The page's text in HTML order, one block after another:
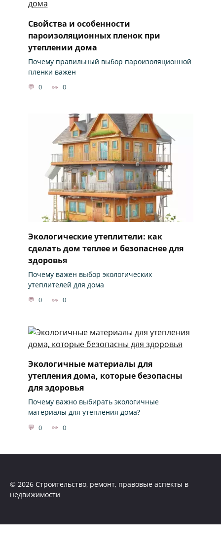
Свойства и особенности
пароизоляционных пленок при
утеплении дома
Почему правильный выбор пароизоляционной
пленки важен
0 0
Экологические утеплители: как
сделать дом теплее и безопаснее для
здоровья
Почему важен выбор экологических
утеплителей для дома
0 0
Экологичные материалы для
утепления дома, которые безопасны
для здоровья
Почему важно выбирать экологичные
материалы для утепления дома?
0 0
© 2026 Строительство, ремонт, правовые аспекты в
недвижимости